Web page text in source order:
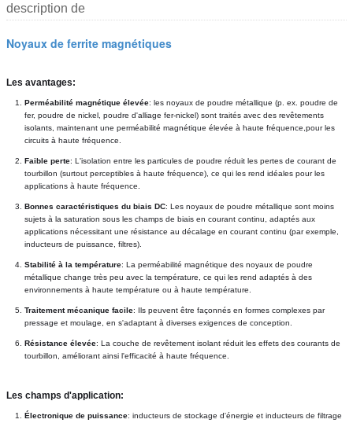
description de
Noyaux de ferrite magnétiques
Les avantages:
Perméabilité magnétique élevée: les noyaux de poudre métallique (p. ex. poudre de
fer, poudre de nickel, poudre d'alliage fer-nickel) sont traités avec des revêtements
isolants, maintenant une perméabilité magnétique élevée à haute fréquence,pour les
circuits à haute fréquence.
Faible perte: L'isolation entre les particules de poudre réduit les pertes de courant de
tourbillon (surtout perceptibles à haute fréquence), ce qui les rend idéales pour les
applications à haute fréquence.
Bonnes caractéristiques du biais DC: Les noyaux de poudre métallique sont moins
sujets à la saturation sous les champs de biais en courant continu, adaptés aux
applications nécessitant une résistance au décalage en courant continu (par exemple,
inducteurs de puissance, filtres).
Stabilité à la température: La perméabilité magnétique des noyaux de poudre
métallique change très peu avec la température, ce qui les rend adaptés à des
environnements à haute température ou à haute température.
Traitement mécanique facile: Ils peuvent être façonnés en formes complexes par
pressage et moulage, en s'adaptant à diverses exigences de conception.
Résistance élevée: La couche de revêtement isolant réduit les effets des courants de
tourbillon, améliorant ainsi l'efficacité à haute fréquence.
Les champs d'application:
Électronique de puissance: inducteurs de stockage d'énergie et inducteurs de filtrage